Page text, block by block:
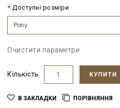
Доступні розміри
Pony
Очистити параметри
Кількість КУПИТИ
В ЗАКЛАДКИ ПОРІВНЯННЯ